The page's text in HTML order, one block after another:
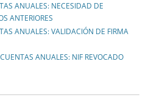
ANUALES: NECESIDAD DE
ANTERIORES
ANUALES: VALIDACIÓN DE FIRMA
ANUALES: NIF REVOCADO